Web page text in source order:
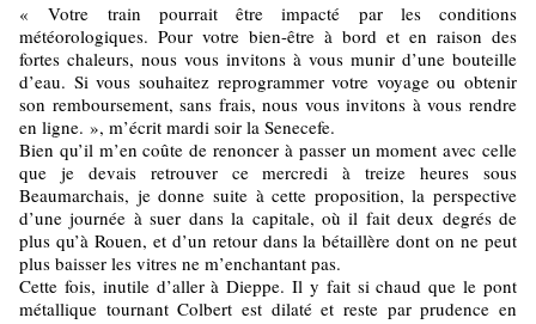
« Votre train pourrait être impacté par les conditions
météorologiques. Pour votre bien-être à bord et en raison des
fortes chaleurs, nous vous invitons à vous munir d’une bouteille
d’eau. Si vous souhaitez reprogrammer votre voyage ou obtenir
son remboursement, sans frais, nous vous invitons à vous rendre
en ligne. », m’écrit mardi soir la Senecefe.
Bien qu’il m’en coûte de renoncer à passer un moment avec celle
que je devais retrouver ce mercredi à treize heures sous
Beaumarchais, je donne suite à cette proposition, la perspective
d’une journée à suer dans la capitale, où il fait deux degrés de
plus qu’à Rouen, et d’un retour dans la bétaillère dont on ne peut
plus baisser les vitres ne m’enchantant pas.
Cette fois, inutile d’aller à Dieppe. Il y fait si chaud que le pont
métallique tournant Colbert est dilaté et reste par prudence en